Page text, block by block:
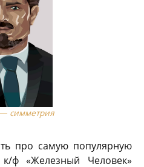
симметрия
про самую популярную
ф «Железный Человек»